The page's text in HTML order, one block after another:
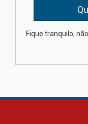
Fique tranquilo,